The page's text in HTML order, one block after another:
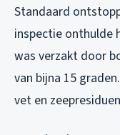
Standaard
inspectie onthulde
was verzakt door
van bijna 15
vet en